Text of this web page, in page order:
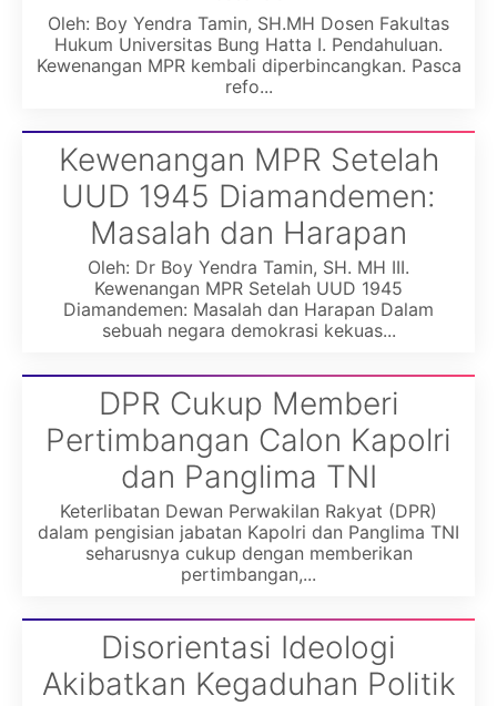
Oleh: Boy Yendra Tamin, SH.MH Dosen Fakultas
Hukum Universitas Bung Hatta I. Pendahuluan.
Kewenangan MPR kembali diperbincangkan. Pasca
refo...
Kewenangan MPR Setelah
UUD 1945 Diamandemen:
Masalah dan Harapan
Oleh: Dr Boy Yendra Tamin, SH. MH III.
Kewenangan MPR Setelah UUD 1945
Diamandemen: Masalah dan Harapan Dalam
sebuah negara demokrasi kekuas...
DPR Cukup Memberi
Pertimbangan Calon Kapolri
dan Panglima TNI
Keterlibatan Dewan Perwakilan Rakyat (DPR)
dalam pengisian jabatan Kapolri dan Panglima TNI
seharusnya cukup dengan memberikan
pertimbangan,...
Disorientasi Ideologi
Akibatkan Kegaduhan Politik